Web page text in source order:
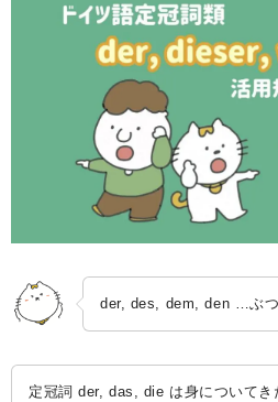
der, des, dem, den …ぶ
定冠詞 der, das, die は身についてき